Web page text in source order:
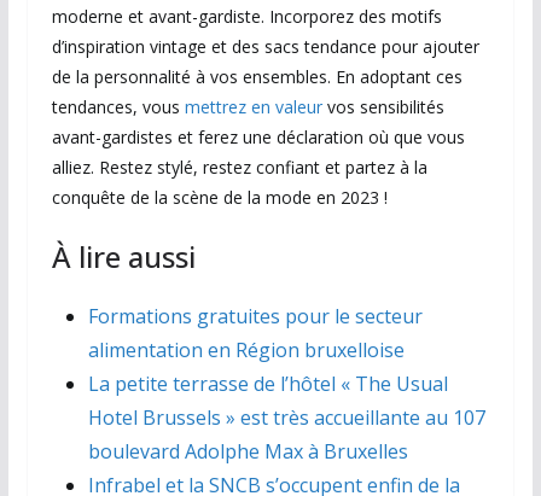
moderne et avant-gardiste. Incorporez des motifs
d’inspiration vintage et des sacs tendance pour ajouter
de la personnalité à vos ensembles. En adoptant ces
tendances, vous mettrez en valeurvos sensibilités
avant-gardistes et ferez une déclaration où que vous
alliez. Restez stylé, restez confiant et partez à la
conquête de la scène de la mode en 2023 !
À lire aussi
Formations gratuites pour le secteur
alimentation en Région bruxelloise
La petite terrasse de l’hôtel « The Usual
Hotel Brussels » est très accueillante au 107
boulevard Adolphe Max à Bruxelles
Infrabel et la SNCB s’occupent enfin de la